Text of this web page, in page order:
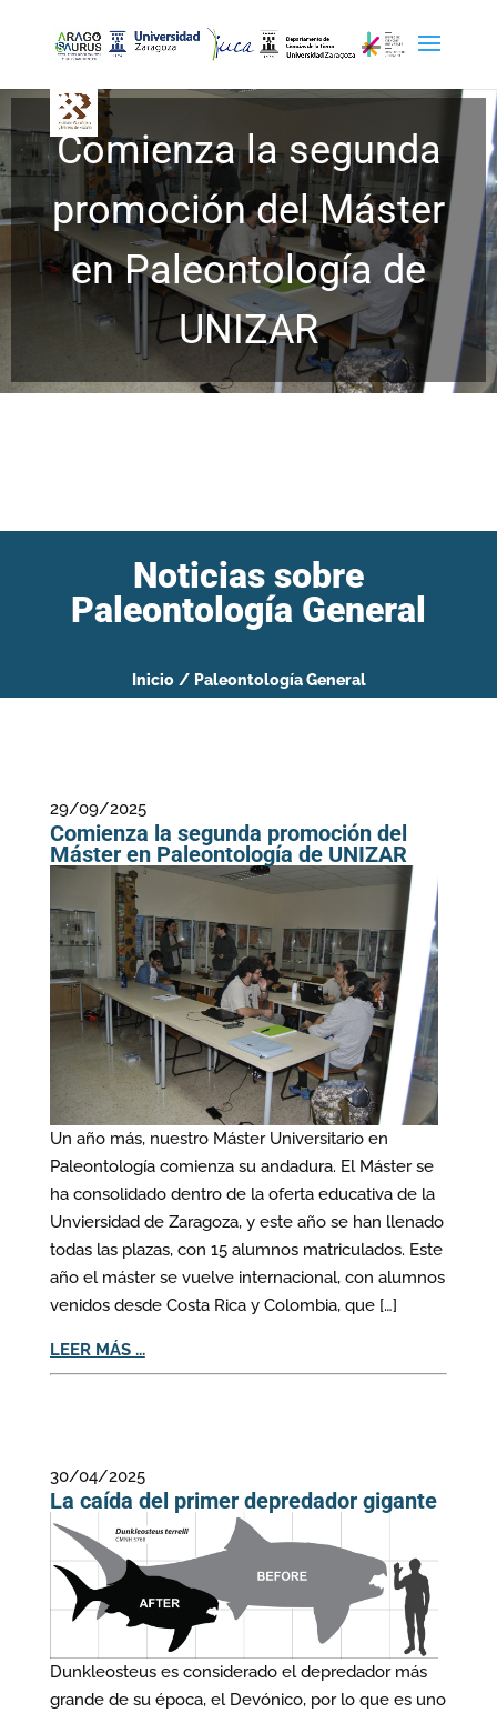
Comienza la segunda
promoción del Máster
en Paleontología de
UNIZAR
Noticias sobre
Paleontología General
Inicio / Paleontología General
29/09/2025
Comienza la segunda promoción del
Máster en Paleontología de UNIZAR
Un año más, nuestro Máster Universitario en
Paleontología comienza su andadura. El Máster se
ha consolidado dentro de la oferta educativa de la
Unviersidad de Zaragoza, y este año se han llenado
todas las plazas, con 15 alumnos matriculados. Este
año el máster se vuelve internacional, con alumnos
venidos desde Costa Rica y Colombia, que […]
LEER MÁS ...
30/04/2025
La caída del primer depredador gigante
Dunkleosteus es considerado el depredador más
grande de su época, el Devónico, por lo que es uno